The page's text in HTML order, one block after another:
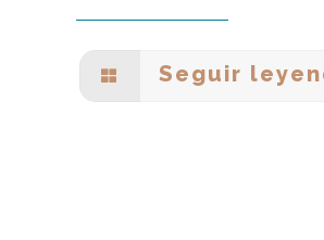
Seguir